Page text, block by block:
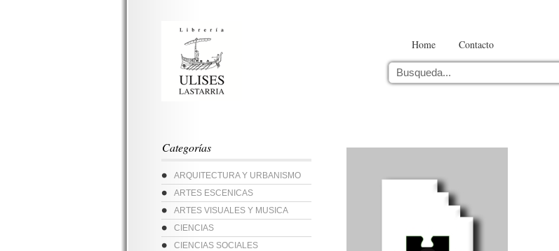
Home Contacto
Categorías
ARQUITECTURA Y URBANISMO
ARTES ESCENICAS
ARTES VISUALES Y MUSICA
CIENCIAS
CIENCIAS SOCIALES